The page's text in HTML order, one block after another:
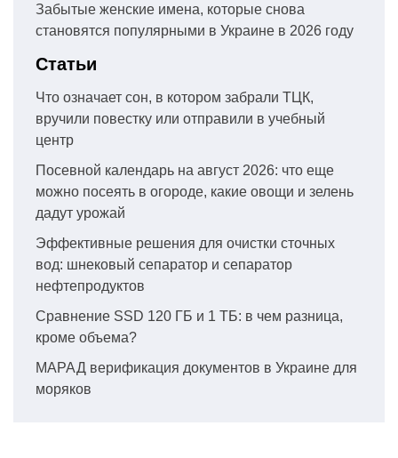
Забытые женские имена, которые снова
становятся популярными в Украине в 2026 году
Статьи
Что означает сон, в котором забрали ТЦК,
вручили повестку или отправили в учебный
центр
Посевной календарь на август 2026: что еще
можно посеять в огороде, какие овощи и зелень
дадут урожай
Эффективные решения для очистки сточных
вод: шнековый сепаратор и сепаратор
нефтепродуктов
Сравнение SSD 120 ГБ и 1 ТБ: в чем разница,
кроме объема?
МАРАД верификация документов в Украине для
моряков